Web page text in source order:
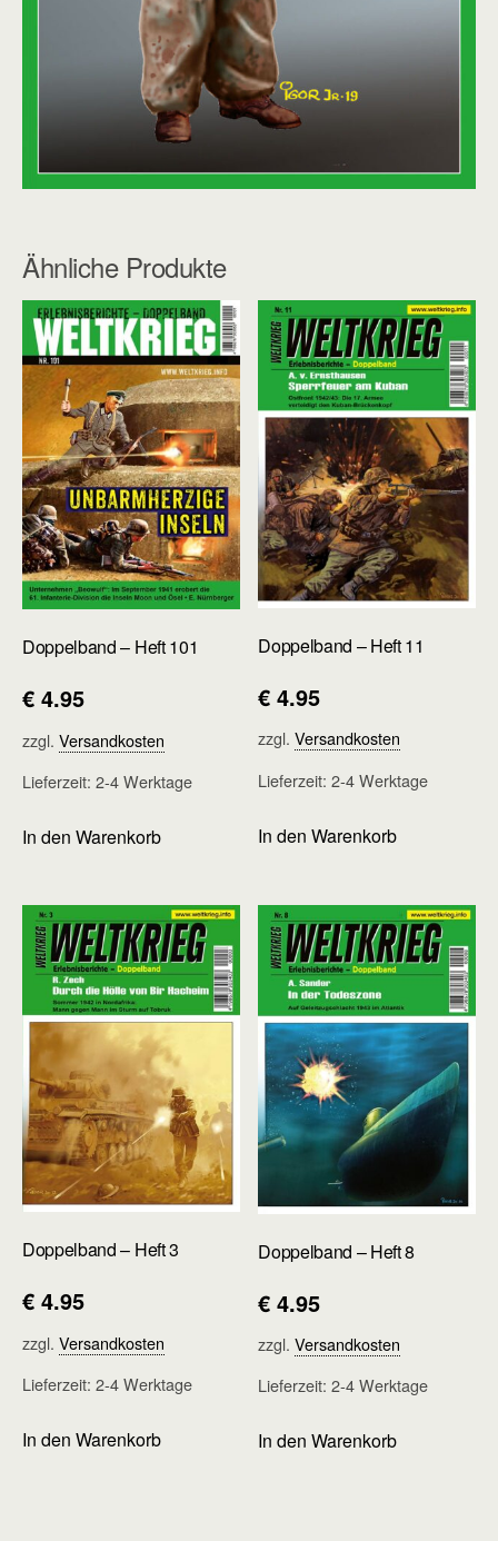
Ähnliche Produkte
Doppelband – Heft 101
€ 4.95
zzgl. Versandkosten
Lieferzeit: 2-4 Werktage
In den Warenkorb
Doppelband – Heft 11
€ 4.95
zzgl.Versandkosten
Lieferzeit:2-4 Werktage
In den Warenkorb
Doppelband – Heft 3
€ 4.95
zzgl. Versandkosten
Lieferzeit: 2-4 Werktage
In den Warenkorb
Doppelband – Heft 8
€ 4.95
zzgl.Versandkosten
Lieferzeit:2-4 Werktage
In den Warenkorb